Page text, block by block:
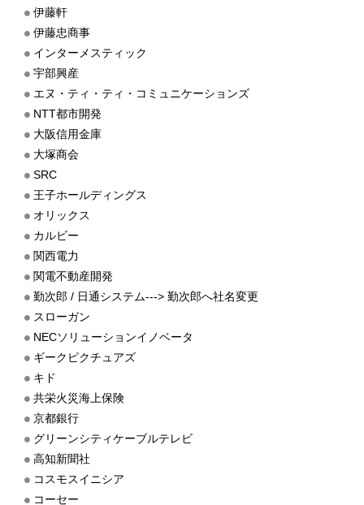
伊藤軒
伊藤忠商事
インターメスティック
宇部興産
エヌ・ティ・ティ・コミュニケーションズ
NTT都市開発
大阪信用金庫
大塚商会
SRC
王子ホールディングス
オリックス
カルビー
関西電力
関電不動産開発
勤次郎 / 日通システム---> 勤次郎へ社名変更
スローガン
NECソリューションイノベータ
ギークピクチュアズ
キド
共栄火災海上保険
京都銀行
グリーンシティケーブルテレビ
高知新聞社
コスモスイニシア
コーセー